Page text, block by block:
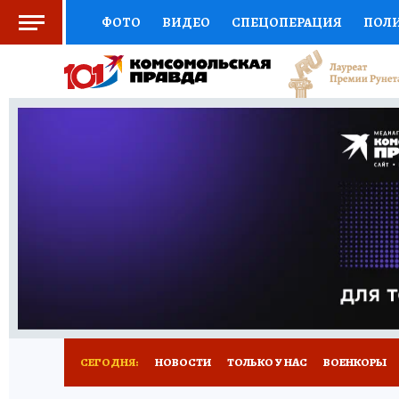
ФОТО ВИДЕО СПЕЦОПЕРАЦИЯ
СОЦПОДДЕРЖКА НАУКА СПОРТ
ВЫБОР ЭКСПЕРТОВ ДОКТОР
ПРОГНОЗЫ НА СПОРТ
НОВОЕ
СЕГОДНЯ: НОВОСТИ ТОЛЬКО У НАС ВОЕНКОРЫ